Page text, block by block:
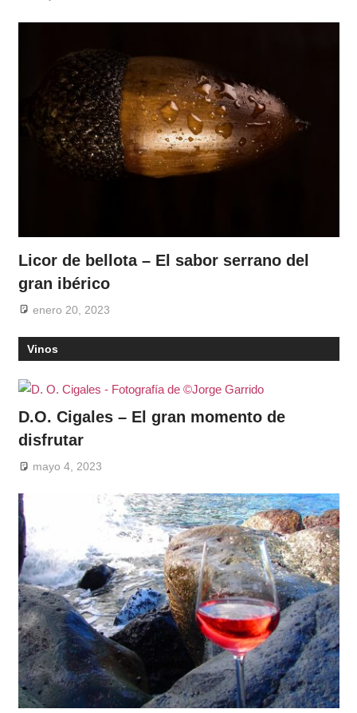
Licor de bellota – El sabor serrano del
gran ibérico
enero 20, 2023
Vinos
D.O. Cigales – El gran momento de
disfrutar
mayo 4, 2023